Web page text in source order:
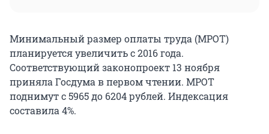
Минимальный размер оплаты труда (МРОТ)
планируется увеличить с 2016 года.
Соответствующий законопроект 13 ноября
приняла Госдума в первом чтении. МРОТ
поднимут с 5965 до 6204 рублей. Индексация
составила 4%.